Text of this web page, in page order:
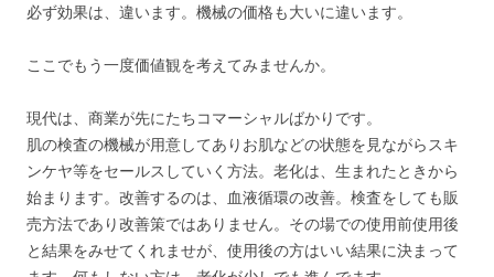
必ず効果は、違います。機械の価格も大いに違います。
ここでもう一度価値観を考えてみませんか。
現代は、商業が先にたちコマーシャルばかりです。
肌の検査の機械が用意してありお肌などの状態を見ながらスキ
ンケヤ等をセールスしていく方法。老化は、生まれたときから
始まります。改善するのは、血液循環の改善。検査をしても販
売方法であり改善策ではありません。その場での使用前使用後
と結果をみせてくれませが、使用後の方はいい結果に決まって